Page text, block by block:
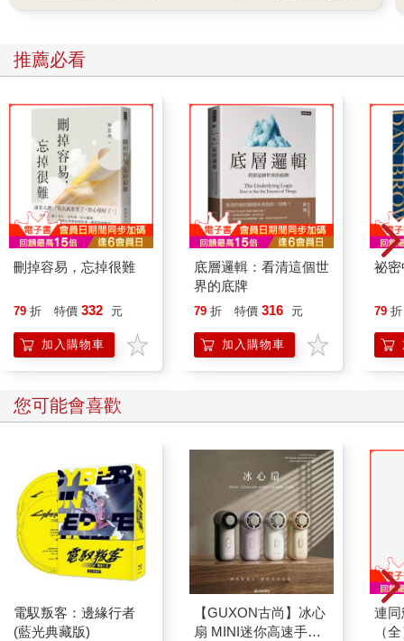
推薦必看
刪掉容易，忘掉很難
79 折 特價 332 元
加入購物車
底層邏輯：看清這個世
界的底牌
79 折 特價 316 元
加入購物車
祕
79 折
您可能會喜歡
電馭叛客：邊緣行者
(藍光典藏版)
【GUXON古尚】冰心
扇 MINI迷你高速手持
連
（